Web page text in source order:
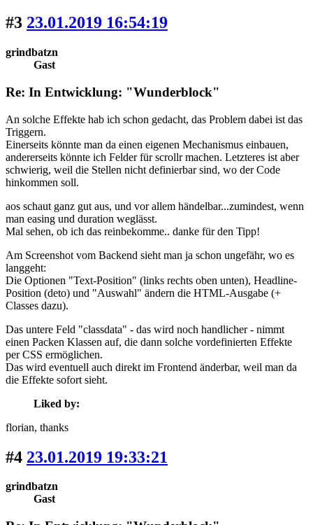
#3 23.01.2019 16:54:19
grindbatzn
Gast
Re: In Entwicklung: "Wunderblock"
An solche Effekte hab ich schon gedacht, das Problem dabei ist das
Triggern.
Einerseits könnte man da einen eigenen Mechanismus einbauen,
andererseits könnte ich Felder für scrollr machen. Letzteres ist aber
schwierig, weil die Stellen nicht definierbar sind, wo der Code
hinkommen soll.
aos schaut ganz gut aus, und vor allem händelbar...zumindest, wenn
man easing und duration weglässt.
Mal sehen, ob ich das reinbekomme.. danke für den Tipp!
Am Screenshot vom Backend sieht man ja schon ungefähr, wo es
langgeht:
Die Optionen "Text-Position" (links rechts oben unten), Headline-
Position (deto) und "Auswahl" ändern die HTML-Ausgabe (+
Classes dazu).
Das untere Feld "classdata" - das wird noch handlicher - nimmt
einen Packen Klassen auf, die dann solche vordefinierten Effekte
per CSS ermöglichen.
Das wird eventuell auch direkt im Frontend änderbar, weil man da
die Effekte sofort sieht.
Liked by:
florian, thanks
#4 23.01.2019 19:33:21
grindbatzn
Gast